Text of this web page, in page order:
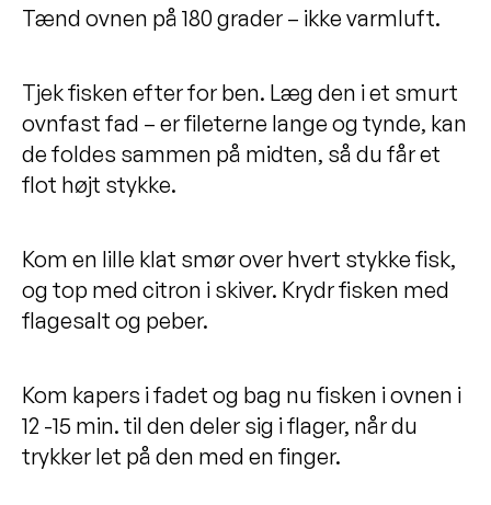
Tænd ovnen på 180 grader – ikke varmluft.
Tjek fisken efter for ben. Læg den i et smurt
ovnfast fad – er fileterne lange og tynde, kan
de foldes sammen på midten, så du får et
flot højt stykke.
Kom en lille klat smør over hvert stykke fisk,
og top med citron i skiver. Krydr fisken med
flagesalt og peber.
Kom kapers i fadet og bag nu fisken i ovnen i
12 -15 min. til den deler sig i flager, når du
trykker let på den med en finger.